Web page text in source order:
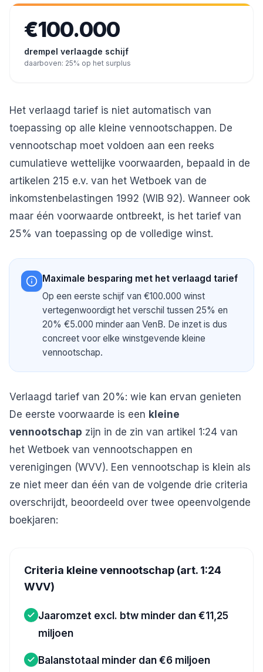
€100.000
drempel verlaagde schijf
daarboven: 25% op het surplus
Het verlaagd tarief is niet automatisch van
toepassing op alle kleine vennootschappen. De
vennootschap moet voldoen aan een reeks
cumulatieve wettelijke voorwaarden, bepaald in de
artikelen 215 e.v. van het Wetboek van de
inkomstenbelastingen 1992 (WIB 92). Wanneer ook
maar één voorwaarde ontbreekt, is het tarief van
25% van toepassing op de volledige winst.
Maximale besparing met het verlaagd tarief
Op een eerste schijf van €100.000 winst
vertegenwoordigt het verschil tussen 25% en
20% €5.000 minder aan VenB. De inzet is dus
concreet voor elke winstgevende kleine
vennootschap.
Verlaagd tarief van 20%: wie kan ervan genieten
De eerste voorwaarde is een kleine
vennootschap zijn in de zin van artikel 1:24 van
het Wetboek van vennootschappen en
verenigingen (WVV). Een vennootschap is klein als
ze niet meer dan één van de volgende drie criteria
overschrijdt, beoordeeld over twee opeenvolgende
boekjaren:
Criteria kleine vennootschap (art. 1:24
WVV)
Jaaromzet excl. btw minder dan €11,25
miljoen
Balanstotaal minder dan €6 miljoen